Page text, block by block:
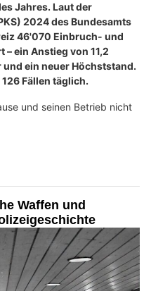
Jahres. Laut der
2024 des Bundesamts
46'070 Einbruch- und
ein Anstieg von 11,2
ein neuer Höchststand.
Fällen täglich.
und seinen Betrieb nicht
Waffen und